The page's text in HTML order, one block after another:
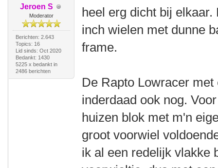
Jeroen S
Moderator
Berichten: 2.643
Topics: 16
Lid sinds: Oct 2020
Bedankt: 1430
5225 x bedankt in
2486 berichten
heel erg dicht bij
inch wielen met dunne
frame.
De Rapto Lowracer
inderdaad ook nog.
huizen blok met m'n
groot voorwiel
ik al een redelijk vlakke